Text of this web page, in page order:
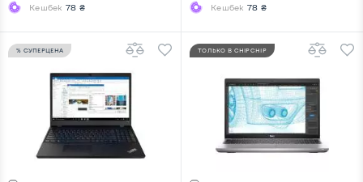
Кешбек 78 ₴ Кешбек 78 ₴
% СУПЕРЦЕНА ТОЛЬКО В CHIPCHIP